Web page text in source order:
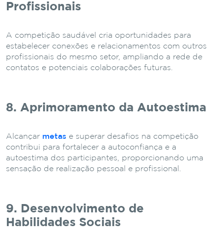
Profissionais
A competição saudável cria oportunidades para
estabelecer conexões e relacionamentos com outros
profissionais do mesmo setor, ampliando a rede de
contatos e potenciais colaborações futuras.
8. Aprimoramento da Autoestima
Alcançar metas e superar desafios na competição
contribui para fortalecer a autoconfiança e a
autoestima dos participantes, proporcionando uma
sensação de realização pessoal e profissional.
9. Desenvolvimento de
Habilidades Sociais